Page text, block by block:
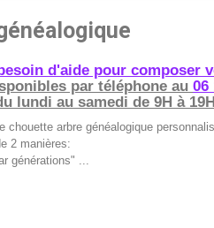
d'aide pour composer
par téléphone au 06
lundi au samedi de 9H à
chouette arbre généalogique
2 manières:
générations" ...